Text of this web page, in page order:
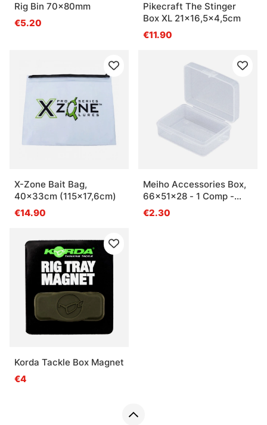
Rig Bin 70x80mm
€5.20
Pikecraft The Stinger
Box XL 21x16,5x4,5cm
€11.90
X-Zone Bait Bag,
40x33cm (115x17,6cm)
€14.90
Meiho Accessories Box,
66x51x28 - 1 Comp -
Clear
€2.30
Korda Tackle Box Magnet
€4